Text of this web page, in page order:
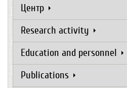
Центр
Research activity
Education and personnel
Publications